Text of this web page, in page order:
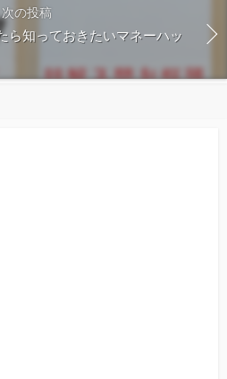
次の投稿
ら知っておきたいマネーハッ